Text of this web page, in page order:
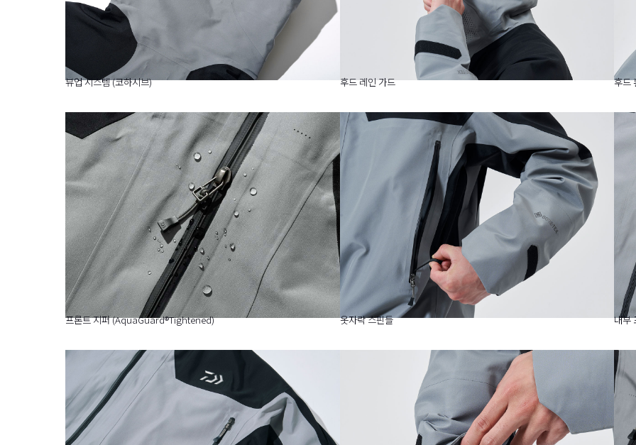
뷰업 시스템 (코하시브) 후드 레인 가드 후드
프론트 지퍼 (AquaGuard®Tightened) 옷자락 스핀들 내부